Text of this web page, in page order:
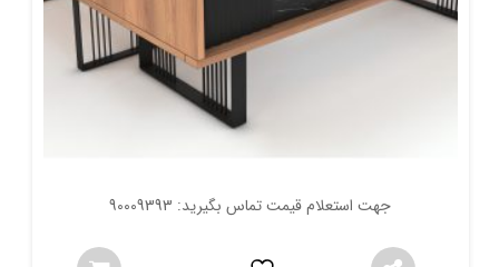
جهت استعلام قیمت تماس بگیرید: 90009393